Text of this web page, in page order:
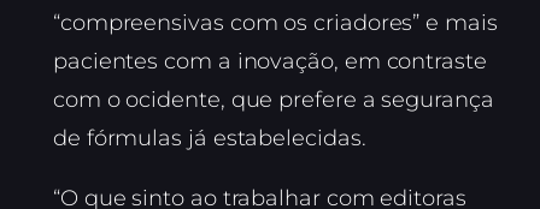
“compreensivas com os criadores” e mais
pacientes com a inovação, em contraste
com o ocidente, que prefere a segurança
de fórmulas já estabelecidas.
“O que sinto ao trabalhar com editoras